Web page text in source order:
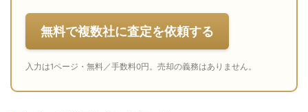
無料で複数社に査定を依頼する
入力は1ページ・無料／手数料0円。売却の義務はありません。